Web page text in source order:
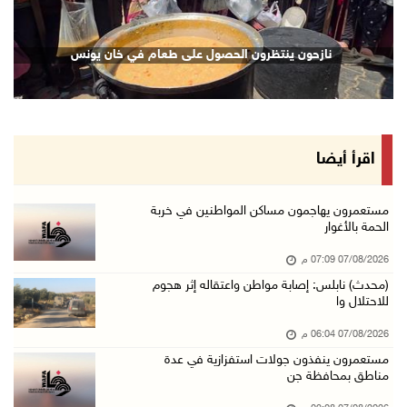
07/آب/2026 02:38 م
70 ألفا يؤدون صلاة الجمعة في المسجد الأقصى
07/آب/2026 02:29 م
الرئاسة تدين الهجمات الصاروخية على المملكة ال ...
مستعمرون ينفذون جولات استفزازية في عدة مناطق ...
أمين عام الجامعة العربية يحذر من نهج إسرائيل ...
مستعمرون يهاجمون صهريجا للمياه في خلايل اللوز ...
مستعمرون يهاجمون مجددا تجمع الكعابنة شرق الطي ...
أسعار النفط تواصل الصعود وسط مخاوف بشأن مستقب ...
نازحون ينتظرون الحصول على طعام في خان يونس
اقرأ أيضا
مستعمرون يهاجمون مساكن المواطنين في خربة
الحمة بالأغوار
07/08/2026 07:09 م
(محدث) نابلس: إصابة مواطن واعتقاله إثر هجوم
للاحتلال وا
07/08/2026 06:04 م
مستعمرون ينفذون جولات استفزازية في عدة
مناطق بمحافظة جن